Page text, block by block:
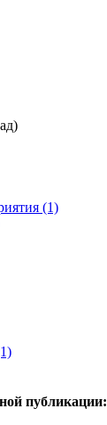
(1)
публикации: